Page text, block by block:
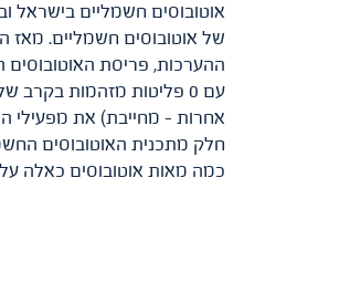
של אוטובוסים חשמליים. מאז
כמה מאות אוטובוסים כאלה